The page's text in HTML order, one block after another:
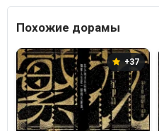
Похожие дорамы
+37